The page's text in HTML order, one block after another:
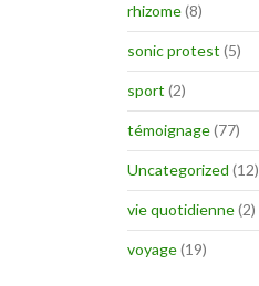
rhizome(8)
sonic protest (5)
sport (2)
témoignage(77)
Uncategorized (12)
vie quotidienne(2)
voyage(19)